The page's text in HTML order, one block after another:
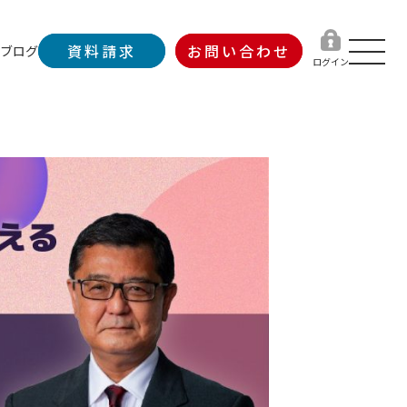
ブログ 資料請求 お問い合わせ ログイン